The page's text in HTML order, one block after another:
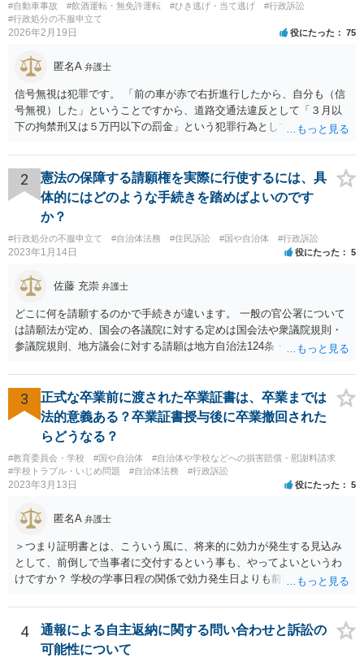
#自動車事故 #飲酒運転・無免許運転 #ひき逃げ・当て逃げ
#行政訴訟
#行政処分の不服申立て
2026年2月19日 役にたった 75
匿名A 弁護士
信号無視は犯罪です。 「前の車が赤で右折進行したから、自分も（信
号無視）した」ということですから、道路交通法違反として「３月以
下の拘禁刑又は５万円以下の罰金」という犯罪行為として処罰される
ようとしまいと現行犯逮捕できるわけです。 そこを、「サインをしな
いと逮捕する」というのは、「現行犯逮捕して刑事処分（罰金でも前
科になる）にできるが、認めてサインすれば反則処理（何千円程度の
反則金があっても前科にならない）ですませてあげる」という意味で
す。 あなたはこの警察官を非難するのではなく、感謝すべきというこ
とです。 警察官の「こんな事を言うのだったら免許証返した方がい
い」との発言ですが、実際「前の車が赤で右折進行したから、自分も
（信号無視）した」というあなたと同じ考えの人が運転をしている公
道は、きちんと交通ルールを守っている人や歩行者らにとってとても
危険なものであり怖いので、そのような人には是非とも運転免許を返
納してほしいと思うのが社会の大勢です。 実際「交通違反を繰り返せ
ば免許停止や取消（強制返納）になる」のはそういうことです。 たま
たま（あなたにとって）いい警察官にあたったことをきっかけに、む
で右折進行したけど、自分は右折進行を思いとどまった」と交通ルー
ルを遵守するドライバーになってほしいと期待しています。
2
憲法の保障する請願権を実際に行使するには、具
体的にはどのような手続きを踏めばよいのです
か？
#行政処分の不服申立て #自治体法務 #住民訴訟 #国や自治体 #行政訴訟
2023年1月14日 役にたった 5
佐藤 充崇 弁護士
どこに何を請願するのかで手続きが違います。 一般の官公署について
は請願法が定め、国会の各議院に対する定めは国会法や衆議院規則・
参議院規則、地方議会に対する請願は地方自治法124条・125条が定め
スムースかと思います。
3
正式な卒業前に渡された卒業証書は、卒業までは
法的意義ある？卒業証書授与後に卒業撤回された
らどうなる？
#教育委員会・学校 #国や自治体
#自治体や学校などへの損害賠償・慰謝料請求
#学校トラブル・いじめ問題
#自治体法務 #行政訴訟
2023年3月13日 役にたった 5
匿名A 弁護士
＞つまり証明書とは、こういう風に、将来的に効力が発生する見込み
として、前倒しで当事者に交付するという事も、やってよいというわ
けですか？ 学校の学事日程の関係で効力発生日よりも前に交付したか
でしょう。 両者をそろえるに越したことはないですが、卒業式の日程
自体は各学校によって慣例として定められることが多いですし、学籍
離脱日も、学校によって異なるようですから、そのこと自体に特に問
4
通報による自主返納に関する問い合わせと訴訟の
可能性について